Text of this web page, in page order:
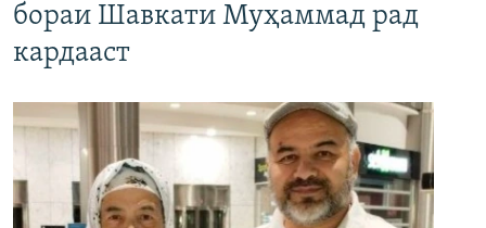
бораи Шавкати Муҳаммад рад
кардааст